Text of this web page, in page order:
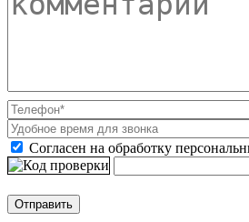
Согласен на обработку